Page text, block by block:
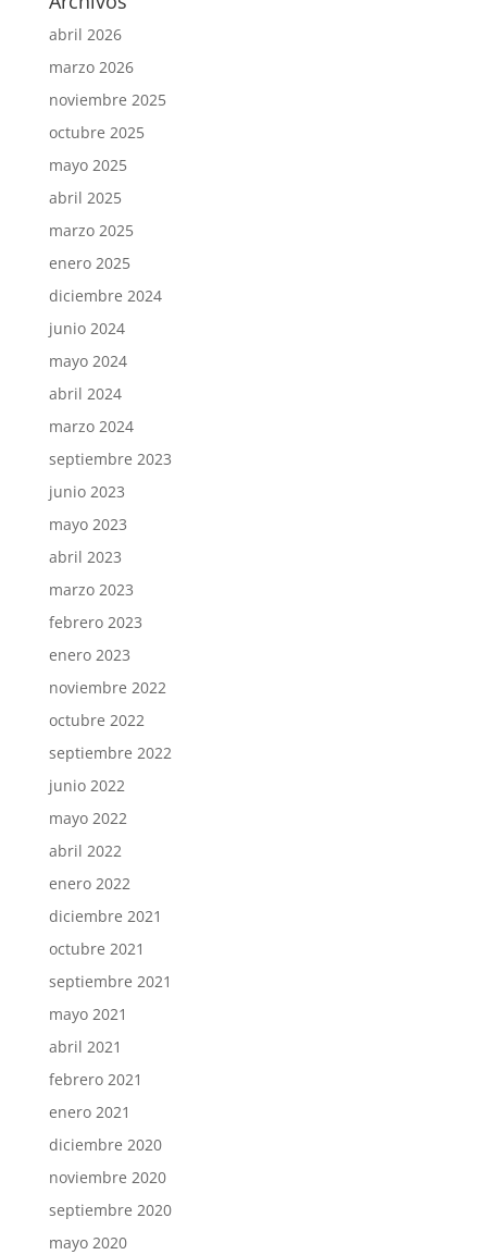
abril 2026
marzo 2026
noviembre 2025
octubre 2025
mayo 2025
abril 2025
marzo 2025
enero 2025
diciembre 2024
junio 2024
mayo 2024
abril 2024
marzo 2024
septiembre 2023
junio 2023
mayo 2023
abril 2023
marzo 2023
febrero 2023
enero 2023
noviembre 2022
octubre 2022
septiembre 2022
junio 2022
mayo 2022
abril 2022
enero 2022
diciembre 2021
octubre 2021
septiembre 2021
mayo 2021
abril 2021
febrero 2021
enero 2021
diciembre 2020
noviembre 2020
septiembre 2020
mayo 2020